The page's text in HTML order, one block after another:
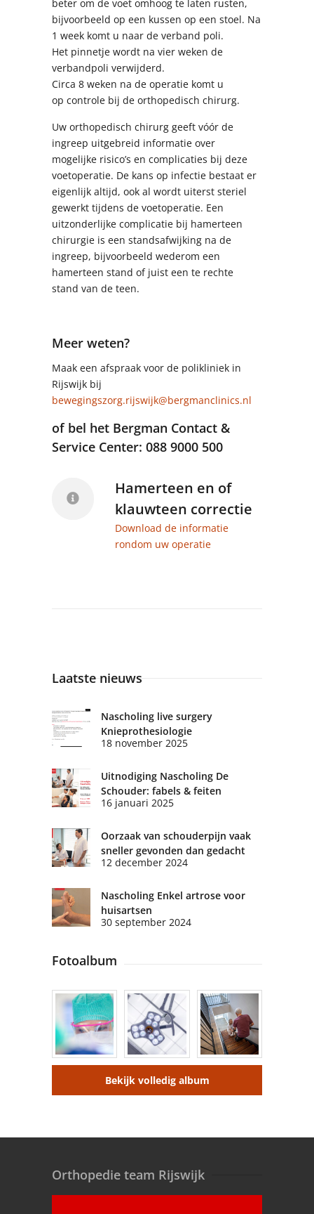
beter om de voet omhoog te laten rusten,
bijvoorbeeld op een kussen op een stoel. Na
1 week komt u naar de verband poli.
Het pinnetje wordt na vier weken de
verbandpoli verwijderd.
Circa 8 weken na de operatie komt u
op controle bij de orthopedisch chirurg.
Uw orthopedisch chirurg geeft vóór de
ingreep uitgebreid informatie over
mogelijke risico’s en complicaties bij deze
voetoperatie. De kans op infectie bestaat er
eigenlijk altijd, ook al wordt uiterst steriel
gewerkt tijdens de voetoperatie. Een
uitzonderlijke complicatie bij hamerteen
chirurgie is een standsafwijking na de
ingreep, bijvoorbeeld wederom een
hamerteen stand of juist een te rechte
stand van de teen.
Meer weten?
Maak een afspraak voor de polikliniek in
Rijswijk bij
bewegingszorg.rijswijk@bergmanclinics.nl
of bel het Bergman Contact &
Service Center: 088 9000 500
Hamerteen en of
klauwteen correctie
Download de informatie
rondom uw operatie
Laatste nieuws
Nascholing live surgery
Knieprothesiologie
18 november 2025
Uitnodiging Nascholing De
Schouder: fabels & feiten
16 januari 2025
Oorzaak van schouderpijn vaak
sneller gevonden dan gedacht
12 december 2024
Nascholing Enkel artrose voor
huisartsen
30 september 2024
Fotoalbum
Bekijk volledig album
Orthopedie team Rijswijk